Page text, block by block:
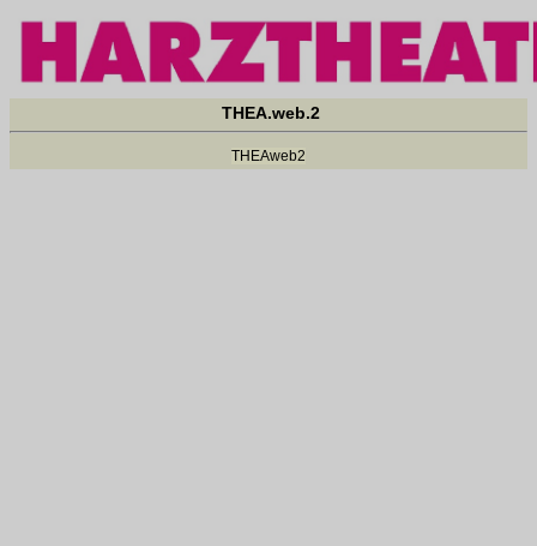
THEA.web.2
THEAweb2